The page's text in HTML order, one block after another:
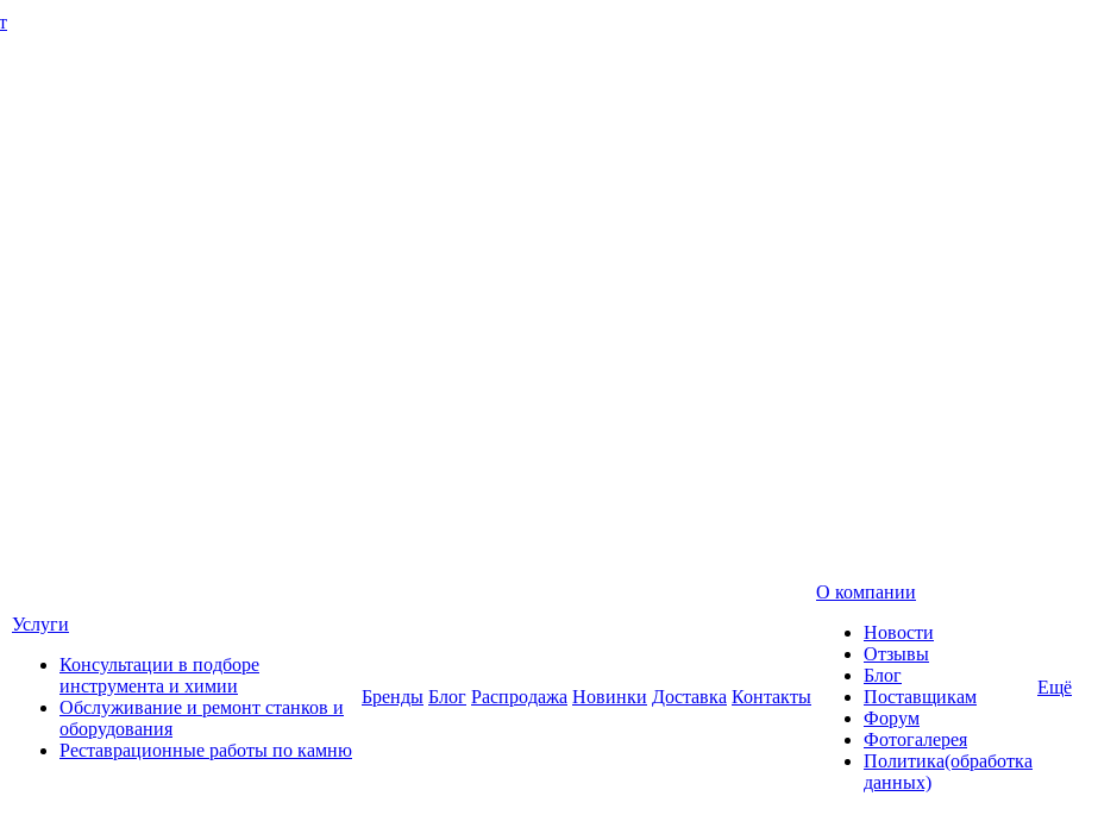
Услуги
Консультации в подборе
инструмента и химии
Обслуживание и ремонт станков и
оборудования
Реставрационные работы по камню
Бренды Блог Распродажа Новинки Доставка Контакты
О компании
Новости
Отзывы
Блог
Поставщикам
Форум
Фотогалерея
Политика(обработка
данных)
Ещё